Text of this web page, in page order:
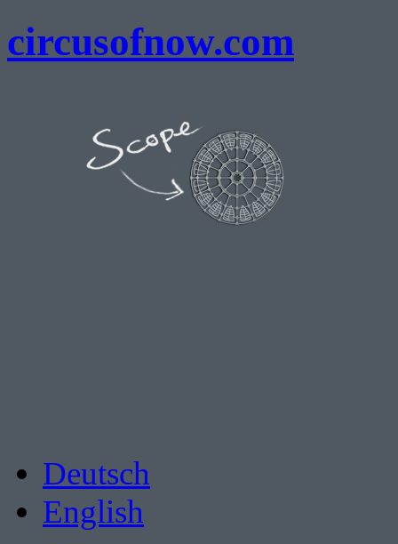
circusofnow.com
Deutsch
English